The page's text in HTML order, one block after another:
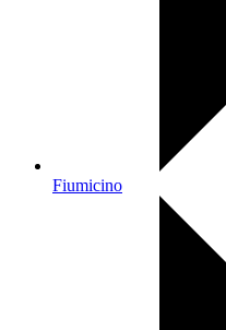
Fiumicino